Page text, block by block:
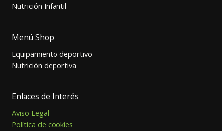
Nutrición Infantil
Menú Shop
Equipamiento deportivo
Nutrición deportiva
Enlaces de Interés
Aviso Legal
Política de cookies